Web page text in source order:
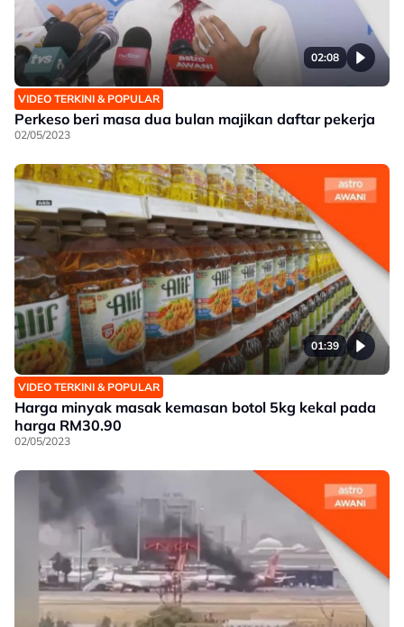
02:08
VIDEO TERKINI & POPULAR
Perkeso beri masa dua bulan majikan daftar pekerja
02/05/2023
01:39
VIDEO TERKINI & POPULAR
Harga minyak masak kemasan botol 5kg kekal pada
harga RM30.90
02/05/2023